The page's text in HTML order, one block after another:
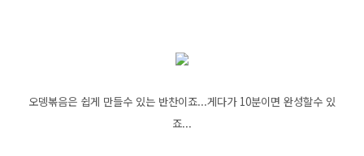
오뎅볶음은 쉽게 만들수 있는 반찬이죠...게다가 10분이면 완성할수 있
죠...